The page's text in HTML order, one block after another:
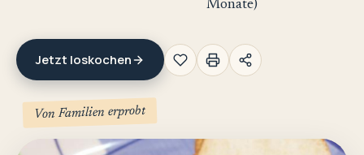
Monate)
Jetzt loskochen
Von Familien erprobt